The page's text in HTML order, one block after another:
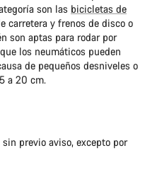
son las bicicletas de
carretera y frenos de disco o
son aptas para rodar por
los neumáticos pueden
de pequeños desniveles o
a 20 cm.
previo aviso, excepto por